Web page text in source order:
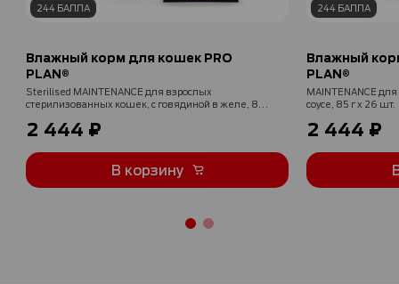
244 БАЛЛА
Влажный корм для кошек PRO
PLAN®
Sterilised MAINTENANCE для взрослых
стерилизованных кошек, с говядиной в желе, 85 г
2 444 ₽
В корзину
244 БАЛЛА
Влажный
PLAN®
MAINTENANCE
соусе, 85 г x 26 шт.
2 444 ₽